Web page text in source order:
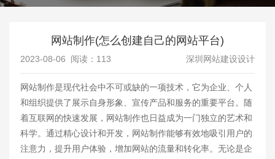
网站制作资讯
联系我们
网站制作(怎么创建自己的网站平台)
2023-08-06 阅读： 113 深圳网站建设设计
网站制作是现代社会中不可或缺的一项技术，它为企业、个人
和组织提供了展示自身形象、宣传产品和服务的重要平台。随
着互联网的快速发展，网站制作也日益成为一门独立的艺术和
科学。通过精心设计和开发，网站制作能够有效地吸引用户的
注意力，提升用户体验，增加网站的流量和转化率。无论是企